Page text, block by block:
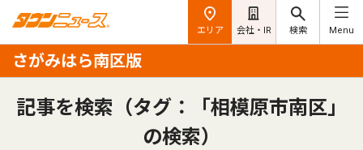
エリア 会社・IR 検索 Menu
さがみはら南区版
記事を検索（タグ：「相模原市南区」
の検索）